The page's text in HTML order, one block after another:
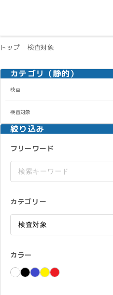
トップ 検査対象
カテゴリ（静的）
検査
検査対象
絞り込み
フリーワード
カテゴリー
カラー